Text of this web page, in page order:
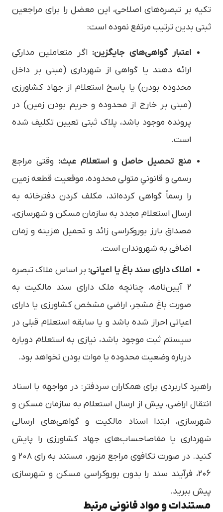
تکیه بر تبصره‌های اصلاحی، این معضل را برای مراجعین
ثبتی بدین ترتیب مرتفع نموده است:
اعتبار گواهی‌های جایگزین: اگر متعاملین مدارکی
ارائه دهند یا گواهی از شهرداری (مبنی بر داخل
محدوده بودن) یا پاسخ استعلام از جهاد کشاورزی
(مبنی بر خارج از محدوده و حریم بودن زمین) در
پرونده موجود باشد، پلاک ثبتی تعیین تکلیف شده
است.
منع تحصیل حاصل و استعلام عبث: وقتی مراجع
رسمی و قانونیِ متولی محدوده، موقعیت قطعه زمین
را رسماً گواهی کرده‌اند، مکلف کردن دفترخانه به
ارسال استعلام مجدد به سازمان مسکن و شهرسازی،
مصداق بارز بوروکراسی زائد و تحمیل هزینه و زمان
اضافی به شهروندان است.
املاک دارای سند باغ یا اعیانی: بر اساس ملاک تبصره
۲ آیین‌نامه، چنانچه ملک دارای سند مالکیت به
صورت باغ مشجر، اراضی مشخص کشاورزی یا دارای
اعیانی احراز شده باشد و یا سابقه استعلام قبلی در
سیستم ثبت موجود باشد، نیازی به استعلام دوباره
درباره وضعیت محدوده یا موات بودن نخواهد بود.
راهبرد کاربردی برای همکاران سردفتر: در مواجهه با اسناد
انتقال اراضی، پیش از ارسال استعلام به سازمان مسکن و
شهرسازی، ابتدا اسناد مالکیت و گواهی‌های ارسالی
شهرداری یا مفاصاحساب‌های جهاد کشاورزی را پایش
کنید. در صورت تکافوی مراجع مزبور، مستند به رای ۲۰۸ و
۲۰۶، فرآیند سند را بدون بوروکراسی مسکن و شهرسازی
پیش ببرید.
مستندات و مواد قانونی مرتبط